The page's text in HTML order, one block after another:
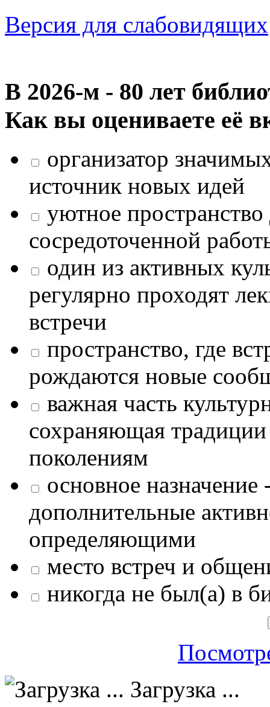
Версия для слабовидящих
В 2026‑м - 80 лет
Как вы оцениваете её
организатор
источник новых идей
уютное
сосредоточенной
один из активных
регулярно проходят
встречи
пространство, где
рождаются новые
важная часть
сохраняющая
поколениям
основное назначение
дополнительные
определяющими
место встреч и
никогда не был(а) в
Загрузка ...